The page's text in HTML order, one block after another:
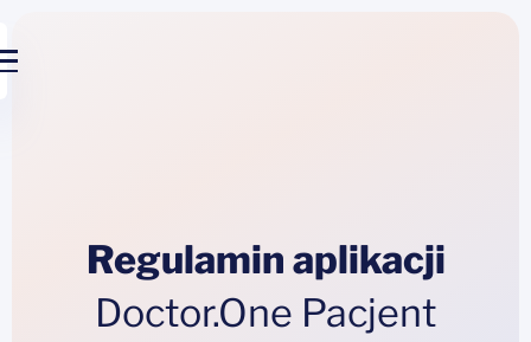
Regulamin aplikacji
Doctor.One Pacjent